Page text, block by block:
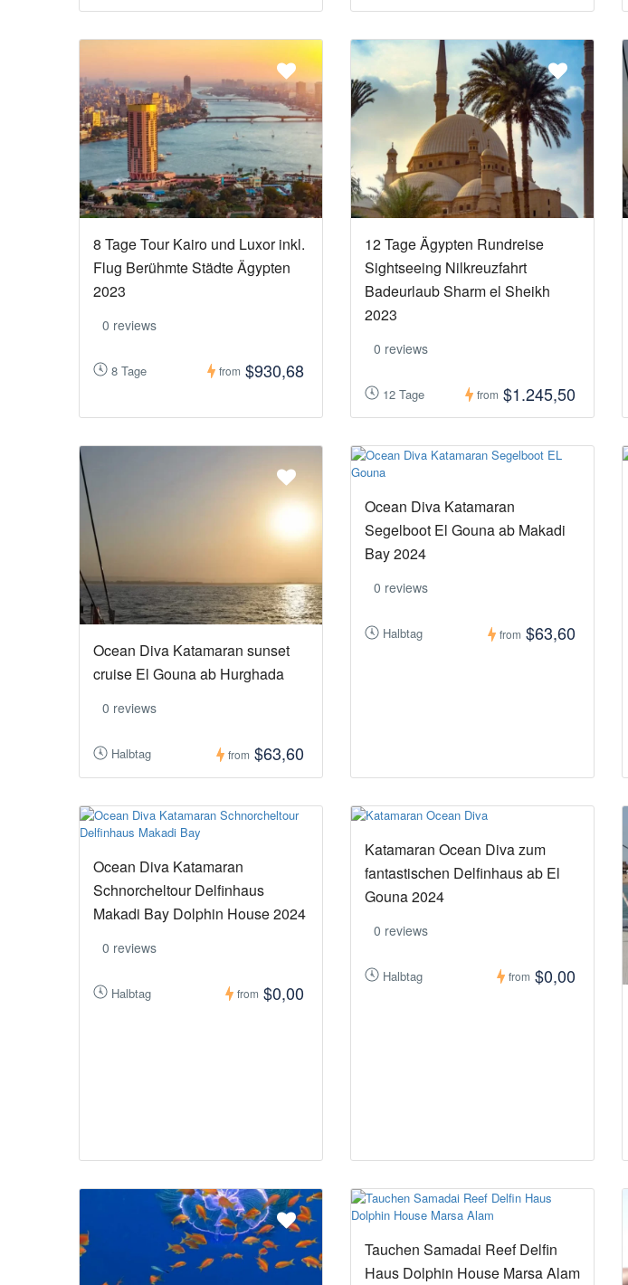
8 Tage Tour Kairo und Luxor inkl.
Flug Berühmte Städte Ägypten
2023
0 reviews
8 Tage from $930,68
12 Tage Ägypten Rundreise
Sightseeing Nilkreuzfahrt
Badeurlaub Sharm el Sheikh
2023
0 reviews
12 Tage from $1.245,50
Ocean Diva Katamaran sunset
cruise El Gouna ab Hurghada
0 reviews
Halbtag from $63,60
Ocean Diva Katamaran
Segelboot El Gouna ab Makadi
Bay 2024
0 reviews
Halbtag from $63,60
Ocean Diva Katamaran
Schnorcheltour Delfinhaus
Makadi Bay Dolphin House 2024
0 reviews
Halbtag from $0,00
Katamaran Ocean Diva zum
fantastischen Delfinhaus ab El
Gouna 2024
0 reviews
Halbtag from $0,00
Tauchen Samadai Reef Delfin
Haus Dolphin House Marsa Alam